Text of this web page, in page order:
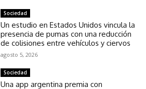
Sociedad
Un estudio en Estados Unidos vincula la
presencia de pumas con una reducción
de colisiones entre vehículos y ciervos
agosto 5, 2026
Sociedad
Una app argentina premia con